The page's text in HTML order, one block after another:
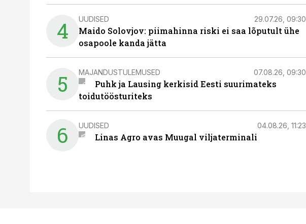
4 UUDISED 29.07.26, 09:30
Maido Solovjov: piimahinna riski ei saa lõputult ühe
osapoole kanda jätta
5 MAJANDUSTULEMUSED 07.08.26, 09:30
Puhk ja Lausing kerkisid Eesti suurimateks
toidutöösturiteks
6 UUDISED 04.08.26, 11:23
Linas Agro avas Muugal viljaterminali